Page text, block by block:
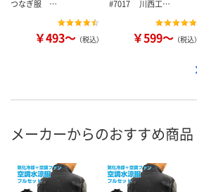
つなぎ服 …
￥493～ （税込）
#7017 川西工…
￥599～ （税込）
メーカーからのおすすめ商品